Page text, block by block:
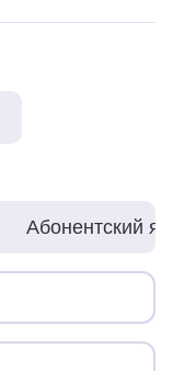
Абонентский